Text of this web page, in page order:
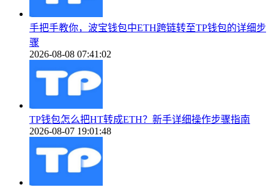
手把手教你，波宝钱包中ETH跨链转至TP钱包的详细步
骤
2026-08-08 07:41:02
TP钱包怎么把HT转成ETH？新手详细操作步骤指南
2026-08-07 19:01:48